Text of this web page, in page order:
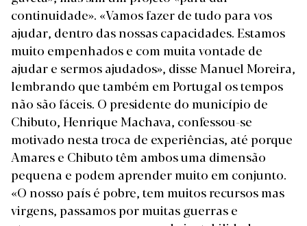
continuidade». «Vamos fazer de tudo para vos
ajudar, dentro das nossas capacidades. Estamos
muito empenhados e com muita vontade de
ajudar e sermos ajudados», disse Manuel Moreira,
lembrando que também em Portugal os tempos
não são fáceis. O presidente do município de
Chibuto, Henrique Machava, confessou-se
motivado nesta troca de experiências, até porque
Amares e Chibuto têm ambos uma dimensão
pequena e podem aprender muito em conjunto.
«O nosso país é pobre, tem muitos recursos mas
virgens, passamos por muitas guerras e